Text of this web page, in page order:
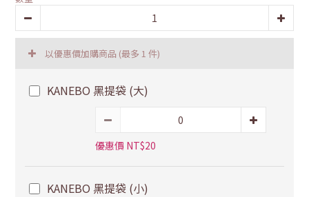
以優惠價加購商品 (最多 1 件)
KANEBO 黑提袋 (大)
優惠價 NT$20
KANEBO 黑提袋 (小)